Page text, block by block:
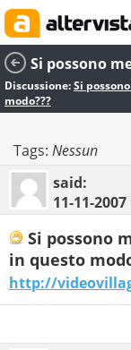
Discussione:Si
modo???
Tags: Nessun
said:
11-11-2007
Si possono
in questo
http://